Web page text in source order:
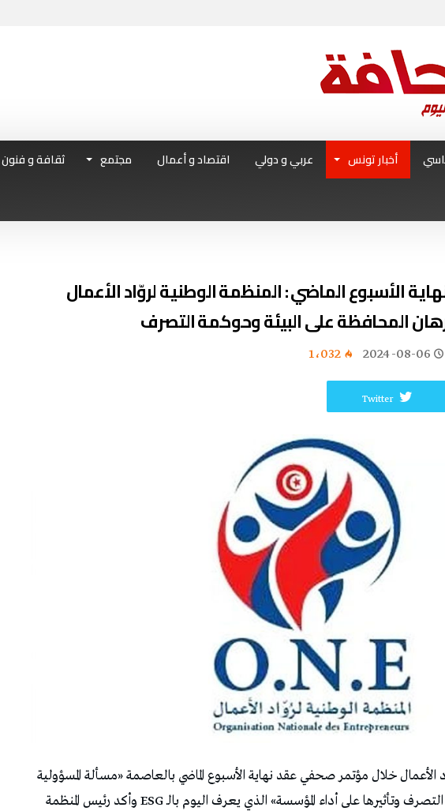
أخبار تونس عربي و دولي اقتصاد و أعمال مجتمع ثقافة و فنون
الأسبوع الماضي : المنظمة الوطنية لروّاد الأعمال
المحافظة على البيئة وحوكمة التصرف
2024-08-06 1٬032
Twitter
الأعمال خلال مؤتمر صحفي عقد نهاية الأسبوع الماضي بالعاصمة «مسألة المسؤولية
البيئية والمجتمعية وحوكمة التصرف وتأثيرها على أداء المؤسسة» الذي يعرف اليوم بالـ ESG وأكد رئيس المنظمة